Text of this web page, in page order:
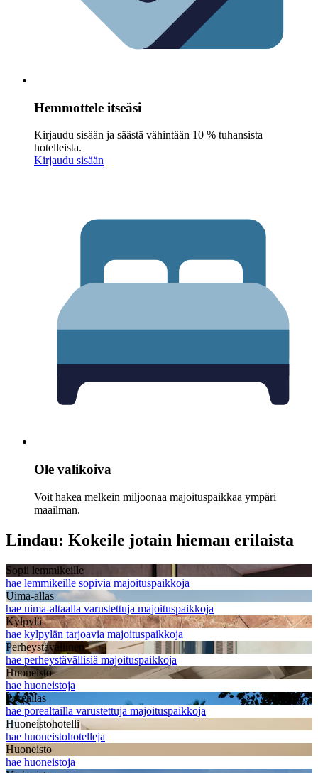
Hemmottele itseäsi
Kirjaudu sisään ja säästä vähintään 10 % tuhansista
hotelleista.
Kirjaudu sisään
Ole valikoiva
Voit hakea melkein miljoonaa majoituspaikkaa ympäri
maailman.
Lindau: Kokeile jotain hieman erilaista
Sopii lemmikeille
hae lemmikeille sopivia majoituspaikkoja
Uima-allas
hae uima-altaalla varustettuja majoituspaikkoja
Kylpylä
hae kylpylän tarjoavia majoituspaikkoja
Perheystävällinen
hae perheystävällisiä majoituspaikkoja
Huoneisto
hae huoneistoja
Poreallas
hae porealtailla varustettuja majoituspaikkoja
Huoneistohotelli
hae huoneistohotelleja
Huoneisto
hae huoneistoja